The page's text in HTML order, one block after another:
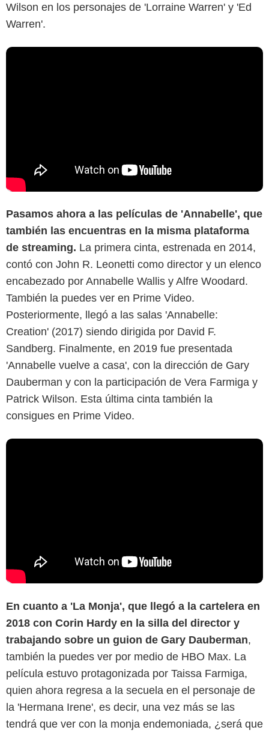
Wilson en los personajes de 'Lorraine Warren' y 'Ed
Warren'.
Pasamos ahora a las películas de 'Annabelle', que
también las encuentras en la misma plataforma
de streaming. La primera cinta, estrenada en 2014,
contó con John R. Leonetti como director y un elenco
encabezado por Annabelle Wallis y Alfre Woodard.
También la puedes ver en Prime Video.
Posteriormente, llegó a las salas 'Annabelle:
Creation' (2017) siendo dirigida por David F.
Sandberg. Finalmente, en 2019 fue presentada
'Annabelle vuelve a casa', con la dirección de Gary
Dauberman y con la participación de Vera Farmiga y
Patrick Wilson. Esta última cinta también la
consigues en Prime Video.
En cuanto a 'La Monja', que llegó a la cartelera en
2018 con Corin Hardy en la silla del director y
trabajando sobre un guion de Gary Dauberman,
también la puedes ver por medio de HBO Max. La
película estuvo protagonizada por Taissa Farmiga,
quien ahora regresa a la secuela en el personaje de
la 'Hermana Irene', es decir, una vez más se las
tendrá que ver con la monja endemoniada, ¿será que